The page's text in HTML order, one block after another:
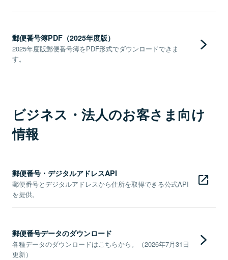
郵便番号簿PDF（2025年度版）
2025年度版郵便番号簿をPDF形式でダウンロードできま
す。
ビジネス・法人のお客さま向け
情報
郵便番号・デジタルアドレスAPI
郵便番号とデジタルアドレスから住所を取得できる公式API
を提供。
郵便番号データのダウンロード
各種データのダウンロードはこちらから。（2026年7月31日
更新）